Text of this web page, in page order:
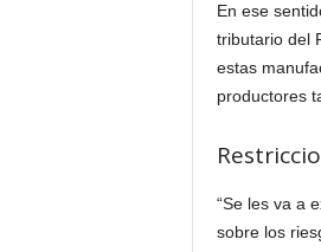
En ese
tributario del
estas
productores
“Se les va a
sobre los